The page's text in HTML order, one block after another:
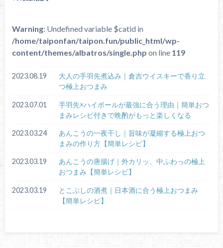
Warning: Undefined variable $catid in
/home/taiponfan/taipon.fun/public_html/wp-
content/themes/albatros/single.php on line 119
2023.08.19
大人の手羽先煮込み｜倉吉ウイスキーで香り立
つ極上おつまみ
2023.07.01
手羽先×ハイボールが最強に合う理由｜簡単おつ
まみレシピ付きで晩酌がもっと楽しくなる
2023.03.24
あんこうの一夜干し｜旨味が凝縮する極上おつ
まみの作り方【簡単レシピ】
2023.03.19
あんこうの唐揚げ｜外カリッ、中ふわっの極上
おつまみ【簡単レシピ】
2023.03.19
とこぶしの酒煮｜日本酒に合う極上おつまみ
【簡単レシピ】